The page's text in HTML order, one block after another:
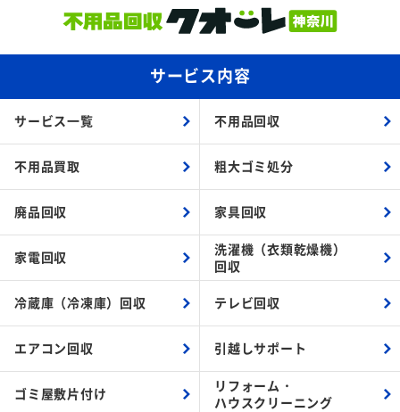
サービス内容
サービス一覧 不用品回収
不用品買取 粗大ゴミ処分
廃品回収 家具回収
家電回収
洗濯機（衣類乾燥機）
回収
冷蔵庫（冷凍庫）回収 テレビ回収
エアコン回収 引越しサポート
ゴミ屋敷片付け
リフォーム・
ハウスクリーニング